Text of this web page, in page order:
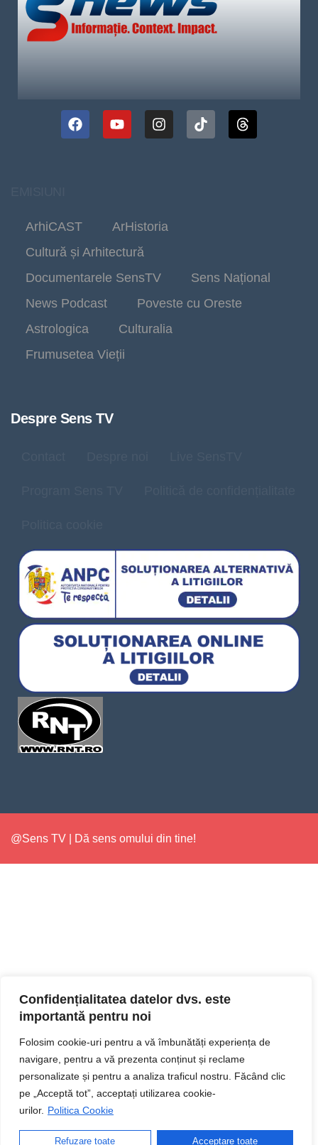
Confidențialitatea datelor dvs. este
importantă pentru noi
Folosim cookie-uri pentru a vă îmbunătăți experiența de
navigare, pentru a vă prezenta conținut și reclame
personalizate și pentru a analiza traficul nostru. Făcând clic
pe „Acceptă tot”, acceptați utilizarea cookie-
urilor. Politica Cookie
Refuzare toate Acceptare toate
ArhiCAST
ArHistoria
Cultură și Arhitectură
Documentarele SensTV
Sens Național
News Podcast
Poveste cu Oreste
Astrologica
Culturalia
Frumusetea Vieții
Despre Sens TV
@Sens TV | Dă sens omului din tine!